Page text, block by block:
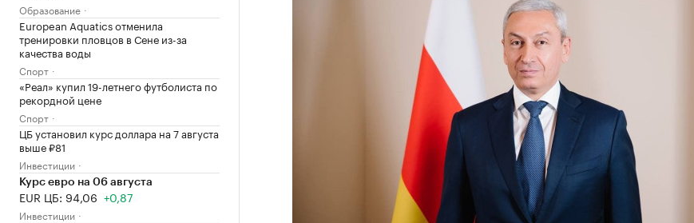
Образование
European Aquatics отменила
тренировки пловцов в Сене из-за
качества воды
Спорт
«Реал» купил 19-летнего футболиста по
рекордной цене
Спорт
ЦБ установил курс доллара на 7 августа
выше ₽81
Инвестиции
Курс евро на 06 августа
EUR ЦБ: 94,06 +0,87
Инвестиции